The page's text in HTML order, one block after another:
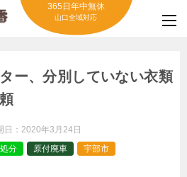
365日年中無休
山口全域対応
ー、分別していない衣類
日： 2020年3月24日
分 原付廃車 宇部市